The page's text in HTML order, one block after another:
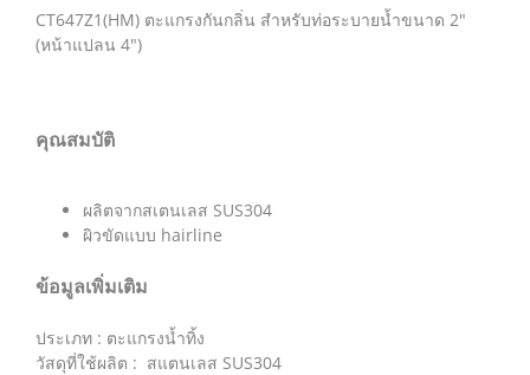
CT647Z1(HM) ตะแกรงกันกลิ่น สำหรับท่อระบายน้ำขนาด 2″
(หน้าแปลน 4″)
คุณสมบัติ
ผลิตจากสเตนเลส SUS304
ผิวขัดแบบ hairline
ข้อมูลเพิ่มเติม
ประเภท : ตะแกรงน้ำทิ้ง
วัสดุที่ใช้ผลิต : สแตนเลส SUS304